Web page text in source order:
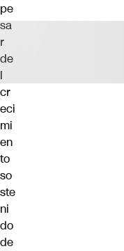
pe
sa
r
de
l
cr
eci
mi
en
to
so
ste
ni
do
de